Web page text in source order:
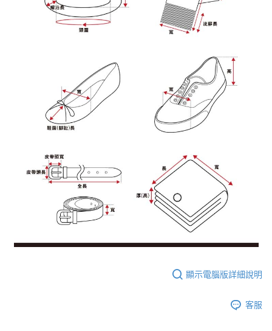
顯示電腦版詳細說明
客服